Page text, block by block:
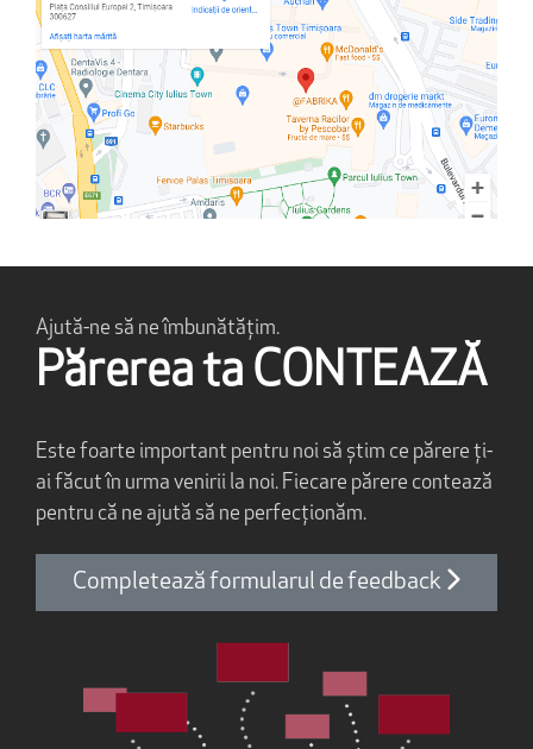
Ajută-ne să ne îmbunătățim.
Părerea ta CONTEAZĂ
Este foarte important pentru noi să știm ce părere ți-
ai făcut în urma venirii la noi. Fiecare părere contează
pentru că ne ajută să ne perfecționăm.
Completează formularul de feedback